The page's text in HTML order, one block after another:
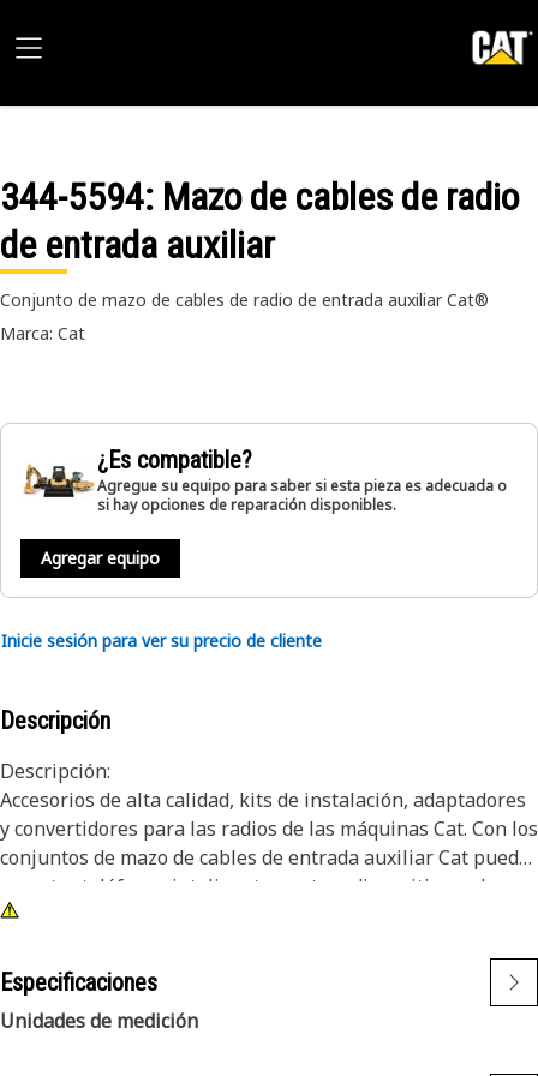
344-5594: Mazo de cables de radio
de entrada auxiliar
Conjunto de mazo de cables de radio de entrada auxiliar Cat®
Marca: Cat
¿Es compatible?
Agregue su equipo para saber si esta pieza es adecuada o
si hay opciones de reparación disponibles.
Agregar equipo
Inicie sesión para ver su precio de cliente
Descripción
Descripción:
Accesorios de alta calidad, kits de instalación, adaptadores
y convertidores para las radios de las máquinas Cat. Con los
conjuntos de mazo de cables de entrada auxiliar Cat puede
conectar teléfonos inteligentes y otros dispositivos a las
radios Cat.
Atributos:
• Conector de clavijas múltiples para la conexión a la radio
• Tapa contra el polvo para proteger el puerto cuando no se
Especificaciones
Unidades de medición